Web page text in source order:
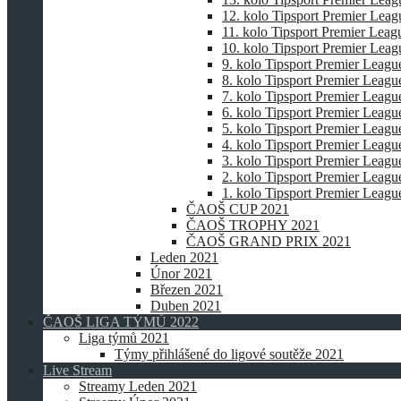
12. kolo Tipsport Premier
11. kolo Tipsport Premier
10. kolo Tipsport Premier
9. kolo Tipsport Premier
8. kolo Tipsport Premier
7. kolo Tipsport Premier
6. kolo Tipsport Premier
5. kolo Tipsport Premier
4. kolo Tipsport Premier
3. kolo Tipsport Premier
2. kolo Tipsport Premier
1. kolo Tipsport Premier
ČAOŠ CUP 2021
ČAOŠ TROPHY 2021
ČAOŠ GRAND PRIX 2021
Leden 2021
Únor 2021
Březen 2021
Duben 2021
ČAOŠ LIGA TÝMŮ 2022
Liga týmů 2021
Týmy přihlášené do ligové soutěže 2021
Live Stream
Streamy Leden 2021